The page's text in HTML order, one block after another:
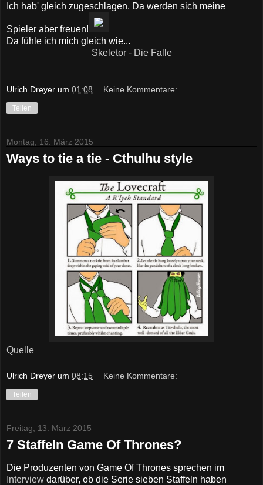
Ich hab' gleich zugeschlagen. Da werden sich meine
Spieler aber freuen!
Da fühle ich mich gleich wie...
Skeletor - Die Falle
Ulrich Dreyer um 01:08 Keine Kommentare:
Teilen
Montag, 16. März 2015
Ways to tie a tie - Cthulhu style
Quelle
Ulrich Dreyer um 08:15 Keine Kommentare:
Teilen
Freitag, 13. März 2015
7 Staffeln Game Of Thrones?
Die Produzenten von Game Of Thrones sprechen im
Interview darüber, ob die Serie sieben Staffeln haben